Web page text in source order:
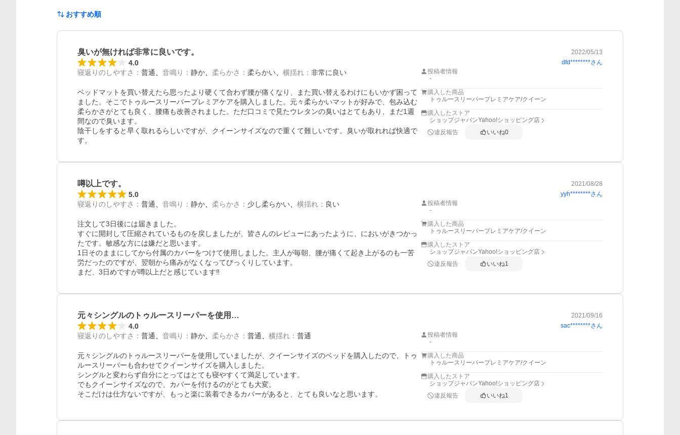
おすすめ順
臭いが無ければ非常に良いです。 2022/05/13
4.0 dfd********さん
寝返りのしやすさ ： 普通 音鳴り ： 静か 柔らかさ ： 柔らかい 横揺れ ： 非常に良い
ベッドマットを買い替えたら思ったより硬くて合わず腰が痛くなり、また買い替えるわけにもいかず困って
ました。そこでトゥルースリーパープレミアケアを購入しました。元々柔らかいマットが好みで、包み込む
柔らかさがとても良く、腰痛も改善されました。ただ口コミで見たウレタンの臭いはとてもあり、まだ1週
間なので臭います。
陰干しをすると早く取れるらしいですが、クイーンサイズなので重くて難しいです。臭いが取れれば快適で
す。
投稿者情報
-
購入した商品
トゥルースリーパープレミアケア/クイーン
購入したストア
ショップジャパンYahoo!ショッピング店
違反報告
いいね0
噂以上です。 2021/08/28
5.0 yyh********さん
寝返りのしやすさ ： 普通 音鳴り ： 静か 柔らかさ ： 少し柔らかい 横揺れ ： 良い
注文して3日後には届きました。
すぐに開封して圧縮されているものを戻しましたが、皆さんのレビューにあったように、においがきつかっ
たです。敏感な方には嫌だと思います。
1日そのままにしてから付属のカバーをつけて使用しました。主人が毎朝、腰が痛くて起き上がるのも一苦
労だったのですが、翌朝から痛みがなくなってびっくりしています。
まだ、3日めですが噂以上だと感じています‼︎
投稿者情報
-
購入した商品
トゥルースリーパープレミアケア/クイーン
購入したストア
ショップジャパンYahoo!ショッピング店
違反報告
いいね1
元々シングルのトゥルースリーパーを使用… 2021/09/16
4.0 sac********さん
寝返りのしやすさ ： 普通 音鳴り ： 静か 柔らかさ ： 普通 横揺れ ： 普通
元々シングルのトゥルースリーパーを使用していましたが、クイーンサイズのベッドを購入したので、トゥ
ルースリーパーも合わせてクイーンサイズを購入しました。
シングルと変わらず自分にとってはとても寝やすくて満足しています。
でもクイーンサイズなので、カバーを付けるのがとても大変。
そこだけは仕方ないですが、もっと楽に装着できるカバーがあると、とても良いなと思います。
投稿者情報
-
購入した商品
トゥルースリーパープレミアケア/クイーン
購入したストア
ショップジャパンYahoo!ショッピング店
違反報告
いいね1